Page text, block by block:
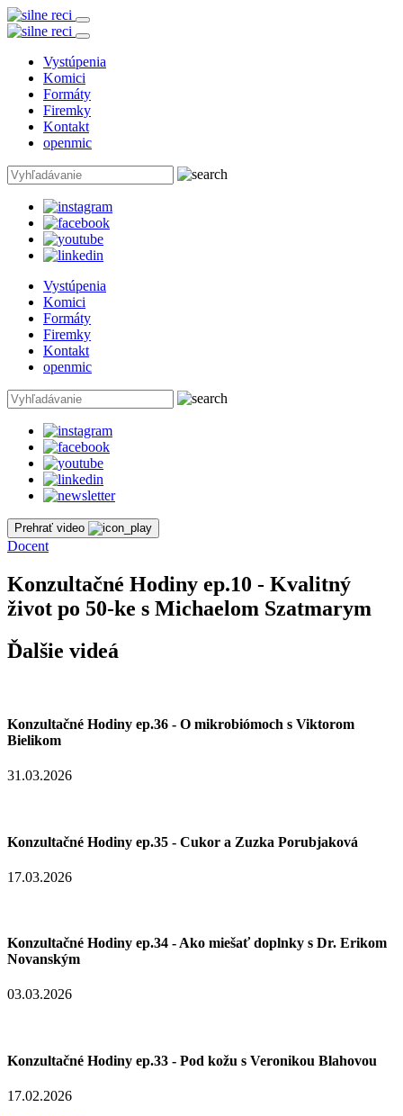
Vystúpenia
Komici
Formáty
Firemky
Kontakt
openmic
Vystúpenia
Komici
Formáty
Firemky
Kontakt
openmic
Prehrať video
Docent
Konzultačné Hodiny ep.10 - Kvalitný
život po 50-ke s Michaelom Szatmarym
Ďalšie videá
Konzultačné Hodiny ep.36 - O mikrobiómoch s Viktorom
Bielikom
31.03.2026
Konzultačné Hodiny ep.35 - Cukor a Zuzka Porubjaková
17.03.2026
Konzultačné Hodiny ep.34 - Ako miešať doplnky s Dr. Erikom
Novanským
03.03.2026
Konzultačné Hodiny ep.33 - Pod kožu s Veronikou Blahovou
17.02.2026